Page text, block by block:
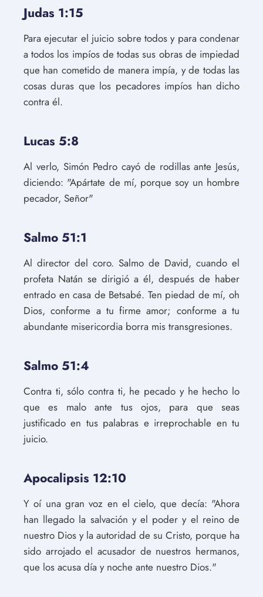
Judas 1:15
Para ejecutar el juicio sobre todos y para condenar
a todos los impíos de todas sus obras de impiedad
que han cometido de manera impía, y de todas las
cosas duras que los pecadores impíos han dicho
contra él.
Lucas 5:8
Al verlo, Simón Pedro cayó de rodillas ante Jesús,
diciendo: "Apártate de mí, porque soy un hombre
pecador, Señor"
Salmo 51:1
Al director del coro. Salmo de David, cuando el
profeta Natán se dirigió a él, después de haber
entrado en casa de Betsabé. Ten piedad de mí, oh
Dios, conforme a tu firme amor; conforme a tu
abundante misericordia borra mis transgresiones.
Salmo 51:4
Contra ti, sólo contra ti, he pecado y he hecho lo
que es malo ante tus ojos, para que seas
justificado en tus palabras e irreprochable en tu
juicio.
Apocalipsis 12:10
Y oí una gran voz en el cielo, que decía: "Ahora
han llegado la salvación y el poder y el reino de
nuestro Dios y la autoridad de su Cristo, porque ha
sido arrojado el acusador de nuestros hermanos,
que los acusa día y noche ante nuestro Dios."